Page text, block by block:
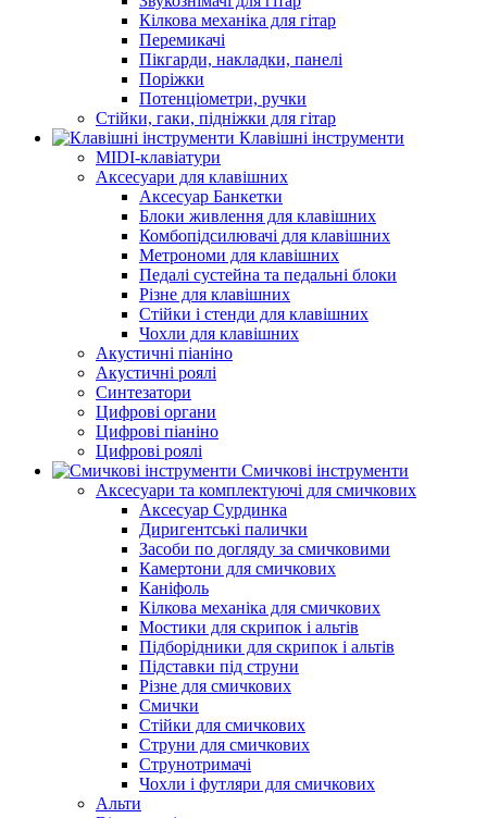
Кілкова механіка для гітар
Перемикачі
Пікгарди, накладки, панелі
Поріжки
Потенціометри, ручки
Стійки, гаки, підніжки для гітар
Клавішні інструменти
MIDI-клавіатури
Аксесуари для клавішних
Аксесуар Банкетки
Блоки живлення для клавішних
Комбопідсилювачі для клавішних
Метрономи для клавішних
Педалі сустейна та педальні блоки
Різне для клавішних
Стійки і стенди для клавішних
Чохли для клавішних
Акустичні піаніно
Акустичні роялі
Синтезатори
Цифрові органи
Цифрові піаніно
Цифрові роялі
Смичкові інструменти
Аксесуари та комплектуючі для смичкових
Аксесуар Сурдинка
Диригентські палички
Засоби по догляду за смичковими
Камертони для смичкових
Каніфоль
Кілкова механіка для смичкових
Мостики для скрипок і альтів
Підборiдники для скрипок і альтів
Підставки під струни
Різне для смичкових
Смички
Стійки для смичкових
Струни для смичкових
Струнотримачі
Чохли і футляри для смичкових
Альти